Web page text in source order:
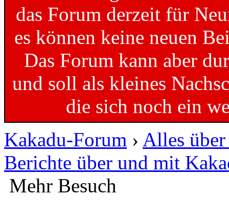
das Forum derzeit für
es können keine neuen
Das Forum kann aber
und soll als kleines
die sich noch ein
Kakadu-Forum › Alles
Berichte über und mit
Mehr Besuch